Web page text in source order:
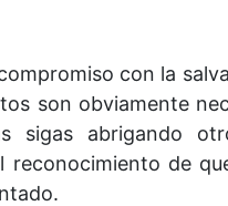
con la
son obviamente
sigas abrigando
reconocimiento de